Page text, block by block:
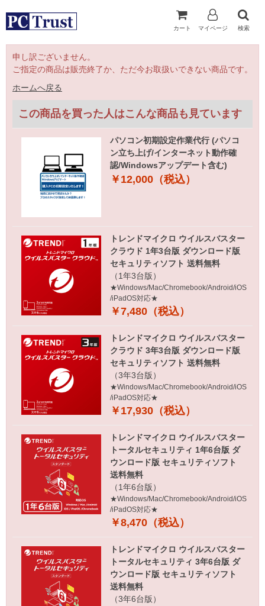
カート マイページ 検索
申し訳ございません。
ご指定の商品は販売終了か、ただ今お取扱いできない商品です。
ホームへ戻る
この商品を買った人はこんな商品も見ています
パソコン初期設定作業代行 (パソコ
ン立ち上げ/インターネット動作確
認/Windowsアップデート含む)
￥12,000（税込）
トレンドマイクロ ウイルスバスター
クラウド 1年3台版 ダウンロード版
セキュリティソフト 送料無料
（1年3台版）
★Windows/Mac/Chromebook/Android/iOS
/iPadOS対応★
￥7,480（税込）
トレンドマイクロ ウイルスバスター
クラウド 3年3台版 ダウンロード版
セキュリティソフト 送料無料
（3年3台版）
★Windows/Mac/Chromebook/Android/iOS
/iPadOS対応★
￥17,930（税込）
トレンドマイクロ ウイルスバスター
トータルセキュリティ 1年6台版 ダ
ウンロード版 セキュリティソフト
送料無料
（1年6台版）
★Windows/Mac/Chromebook/Android/iOS
/iPadOS対応★
￥8,470（税込）
トレンドマイクロ ウイルスバスター
トータルセキュリティ 3年6台版 ダ
ウンロード版 セキュリティソフト
送料無料
（3年6台版）